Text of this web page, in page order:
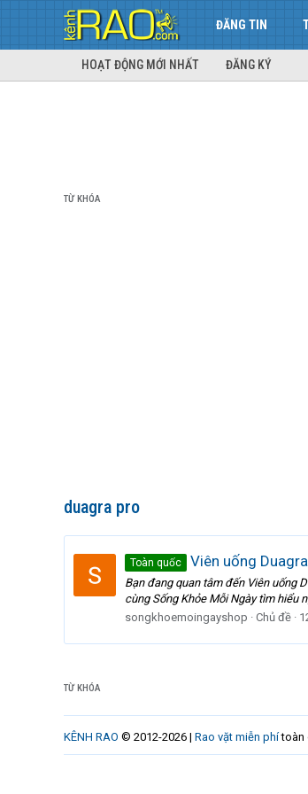
ĐĂNG TIN
HOẠT ĐỘNG MỚI NHẤT ĐĂNG KÝ
TỪ KHÓA
duagra pro
Toàn quốc Viên uống
Bạn đang quan tâm đến Viên uống
cùng Sống Khỏe Mỗi Ngày tìm hiểu
songkhoemoingayshop
Chủ đề
TỪ KHÓA
KÊNH RAO © 2012-2026 | Rao vặt miễn phítoàn